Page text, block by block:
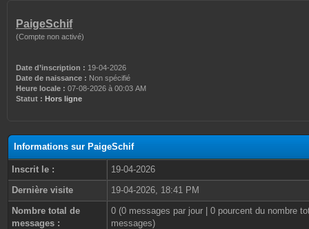
PaigeSchif
(Compte non activé)
Date d’inscription : 19-04-2026
Date de naissance : Non spécifié
Heure locale : 07-08-2026 à 00:03 AM
Statut : Hors ligne
Informations sur PaigeSchif
Inscrit le :
19-04-2026
Dernière visite
19-04-2026, 18:41 PM
Nombre total de
messages :
0 (0 messages par jour | 0 pourcent du nombre
messages)